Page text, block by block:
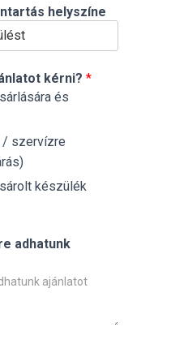
helyszíne
kérni? *
és
/ szervízre
készülék
adhatunk